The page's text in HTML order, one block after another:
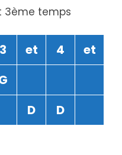
3ème temps
3 et 4
et
D D